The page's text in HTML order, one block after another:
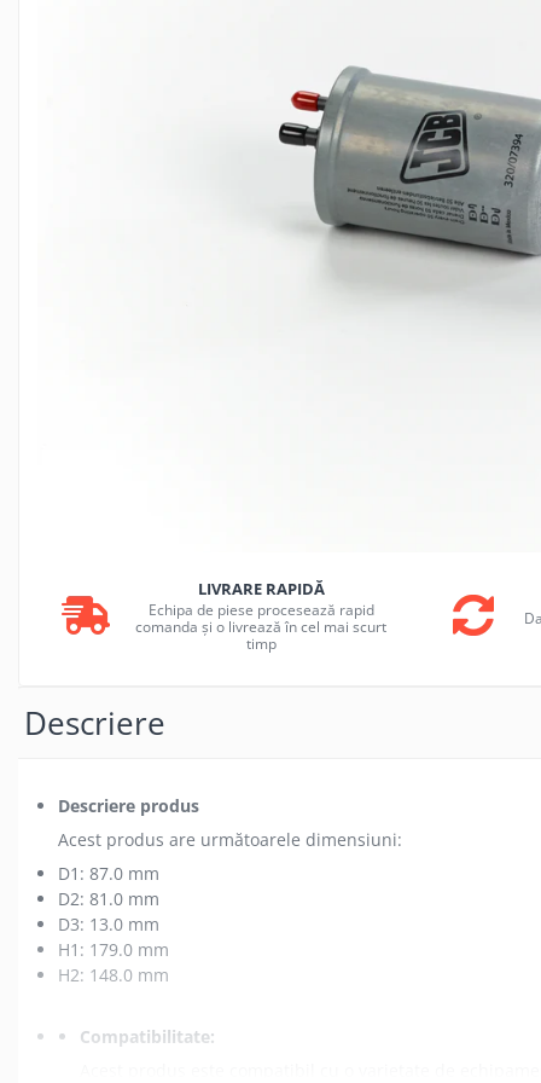
LIVRARE RAPIDĂ
Echipa de piese procesează rapid
comanda și o livrează în cel mai scurt
timp
Descriere
Descriere produs
Acest produs are următoarele dimensiuni:
D1: 87.0 mm
D2: 81.0 mm
D3: 13.0 mm
H1: 179.0 mm
H2: 148.0 mm
Compatibilitate: